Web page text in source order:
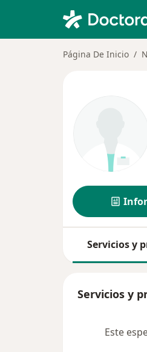
Página De Inicio
Servicios y
Servicios y
Este